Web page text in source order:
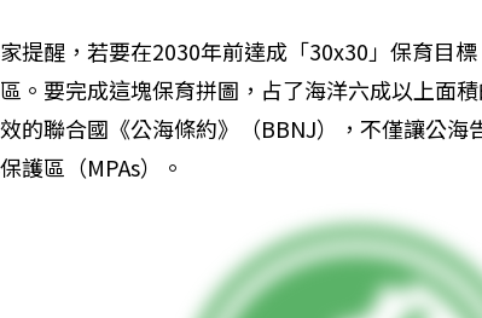
提醒，若要在2030年前達成「30x30」保育目
。要完成這塊保育拼圖，占了海洋六成以上面
的聯合國《公海條約》（BBNJ），不僅讓公
護區（MPAs）。